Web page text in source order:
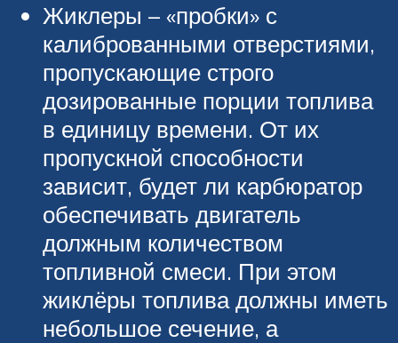
Жиклеры – «пробки» с
калиброванными отверстиями,
пропускающие строго
дозированные порции топлива
в единицу времени. От их
пропускной способности
зависит, будет ли карбюратор
обеспечивать двигатель
должным количеством
топливной смеси. При этом
жиклёры топлива должны иметь
небольшое сечение, а